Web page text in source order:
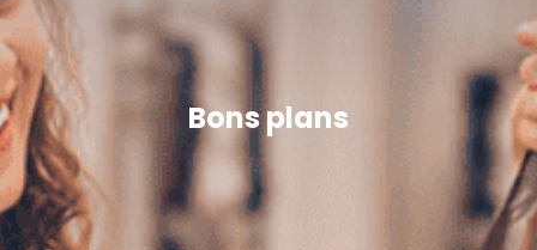
Bons plans